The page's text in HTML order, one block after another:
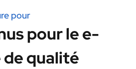
pour
pour le e-
qualité